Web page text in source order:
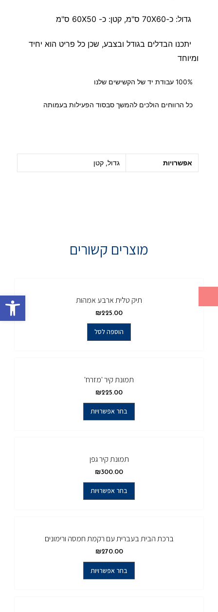
גדול: כ-70X60 ס"מ, קטן: כ- 60X50 ס"מ
יתכנו הבדלים בגודל ובצבע, שכן כל פריט הוא יחיד
ומיוחד
כל הרווחים הולכים להמשך סבסוד הפעילות בעמותה
אפשרויות גדול, קטן
מוצרים קשורים
תיק טלית ארבע אמהות
₪225.00
הוספה לסל
תמונת קיר 'מזרח'
₪225.00
בחר אפשרויות
תמונת קיר גפן
₪300.00
בחר אפשרויות
ברכת הבית בעברית עם רקמת חמסה ורימונים
₪270.00
בחר אפשרויות
פתח